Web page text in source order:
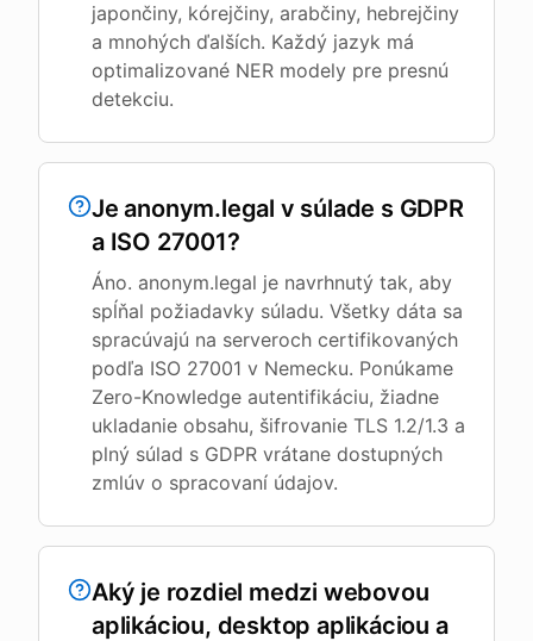
japončiny, kórejčiny, arabčiny, hebrejčiny
a mnohých ďalších. Každý jazyk má
optimalizované NER modely pre presnú
detekciu.
Je anonym.legal v súlade s GDPR
a ISO 27001?
Áno. anonym.legal je navrhnutý tak, aby
spĺňal požiadavky súladu. Všetky dáta sa
spracúvajú na serveroch certifikovaných
podľa ISO 27001 v Nemecku. Ponúkame
Zero-Knowledge autentifikáciu, žiadne
ukladanie obsahu, šifrovanie TLS 1.2/1.3 a
plný súlad s GDPR vrátane dostupných
zmlúv o spracovaní údajov.
Aký je rozdiel medzi webovou
aplikáciou, desktop aplikáciou a